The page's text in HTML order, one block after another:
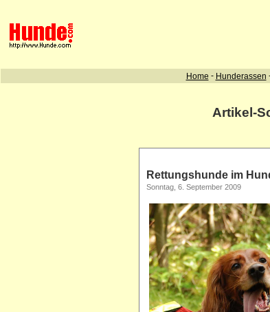
Artikel-
Rettungshunde im
Sonntag, 6. September 2009